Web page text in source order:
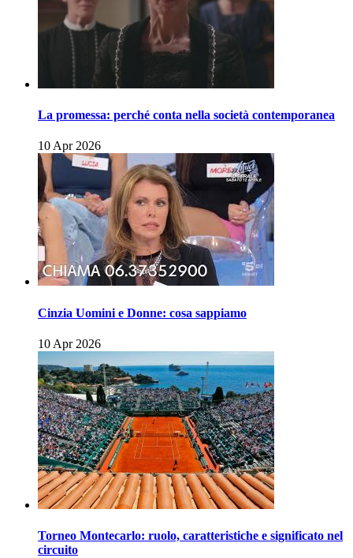
La promessa: perché conta nella società contemporanea
10 Apr 2026
Cinzia Uomini e Donne: cosa sappiamo
10 Apr 2026
Torneo Montecarlo: ruolo, caratteristiche e significato nel
circuito